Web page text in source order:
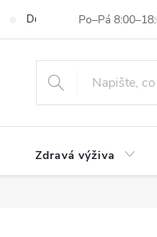
Dodací a platební podmínky
Zdravá výživa